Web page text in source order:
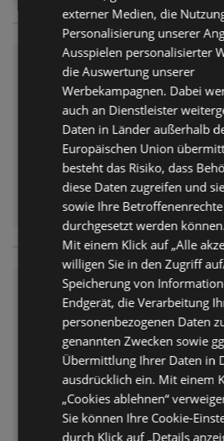
trinkgut:
Abgelaufen
trinkgut:
Prospekt
Abgelaufen
externer Medien, die
Personalisierung unserer
Ausspielen personalisierter
die Auswertung unserer
Werbekampagnen. Dabei
auch an Dienstleister
Daten in Länder außerhalb
Europäischen Union
besteht das Risiko, dass
diese Daten zugreifen und
sowie Ihre
durchgesetzt werden
Mit einem Klick auf „Alle
willigen Sie in den Zugriff
Speicherung von
Endgerät, die Verarbeitung
personenbezogenen Daten
genannten Zwecken sowie
Übermittlung Ihrer Daten in
ausdrücklich ein. Mit einem
„Cookies ablehnen“
Sie können Ihre Cookie-
durch Klick auf „Details